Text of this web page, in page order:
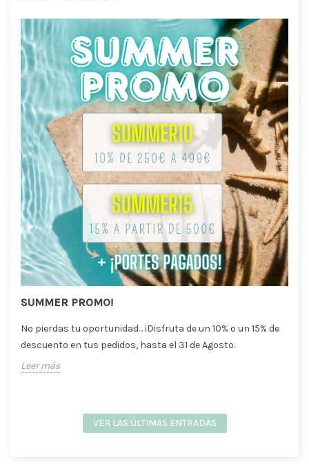
SUMMER PROMO!
No pierdas tu oportunidad... ¡Disfruta de un 10% o un 15% de
descuento en tus pedidos, hasta el 31 de Agosto.
Leer más
VER LAS ÚLTIMAS ENTRADAS